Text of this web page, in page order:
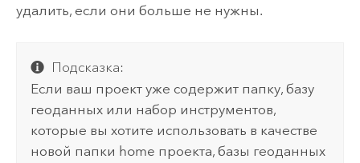
удалить, если они больше не нужны.
Подсказка:
Если ваш проект уже содержит папку, базу
геоданных или набор инструментов,
которые вы хотите использовать в качестве
новой папки home проекта, базы геоданных